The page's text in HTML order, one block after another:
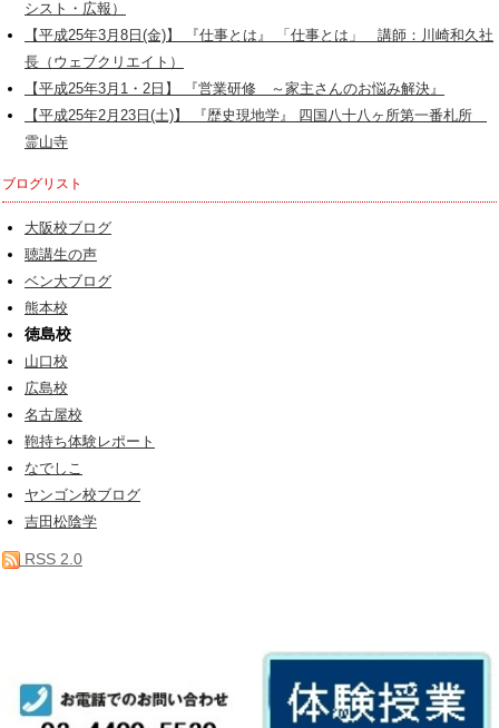
シスト・広報）
【平成25年3月8日(金)】 『仕事とは』 「仕事とは」 講師：川崎和久社
長（ウェブクリエイト）
【平成25年3月1・2日】 『営業研修 ～家主さんのお悩み解決』
【平成25年2月23日(土)】 『歴史現地学』 四国八十八ヶ所第一番札所
霊山寺
ブログリスト
大阪校ブログ
聴講生の声
ベン大ブログ
熊本校
徳島校
山口校
広島校
名古屋校
鞄持ち体験レポート
なでしこ
ヤンゴン校ブログ
吉田松陰学
RSS 2.0